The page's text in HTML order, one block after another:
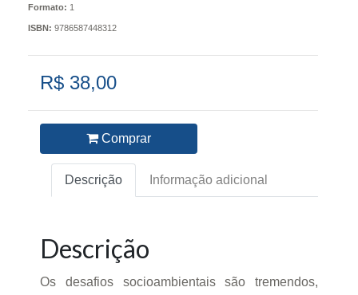
Formato: 1
ISBN: 9786587448312
R$ 38,00
Comprar
Descrição Informação adicional
Descrição
Os desafios socioambientais são tremendos,